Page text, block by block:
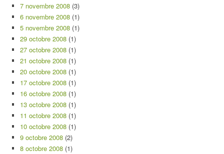
7 novembre 2008 (3)
6 novembre 2008 (1)
5 novembre 2008 (1)
29 octobre 2008 (1)
27 octobre 2008 (1)
21 octobre 2008 (1)
20 octobre 2008 (1)
17 octobre 2008 (1)
16 octobre 2008 (1)
13 octobre 2008 (1)
11 octobre 2008 (1)
10 octobre 2008 (1)
9 octobre 2008 (2)
8 octobre 2008 (1)